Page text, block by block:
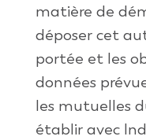
matière de
déposer cet
portée et les
données
les mutuelles
établir avec